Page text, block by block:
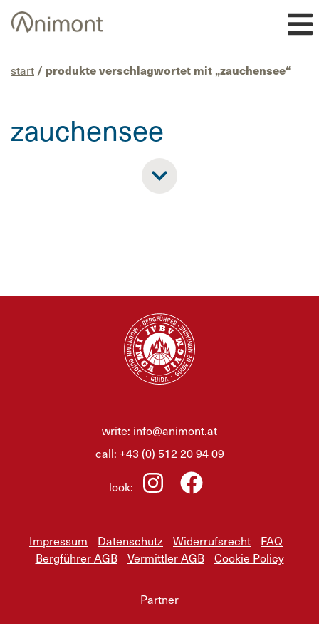
Skip
start / produkte verschlagwortet mit „zauchensee“
zauchensee
write: info@animont.at
call: +43 (0) 512 20 94 09
look:
Impressum Datenschutz Widerrufsrecht
FAQ
Bergführer AGB
Vermittler AGB Cookie Policy
Partner